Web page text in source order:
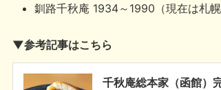
釧路千秋庵 1934～1990（現在は札幌
▼参考記事はこちら
千秋庵総本家（函館）